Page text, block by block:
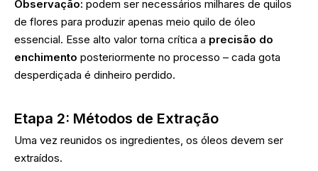
Observação: podem ser necessários milhares de quilos
de flores para produzir apenas meio quilo de óleo
essencial. Esse alto valor torna crítica a precisão do
enchimento posteriormente no processo – cada gota
desperdiçada é dinheiro perdido.
Etapa 2: Métodos de Extração
Uma vez reunidos os ingredientes, os óleos devem ser
extraídos.